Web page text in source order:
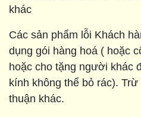
khác
Các sản phẩm lỗi Khách
dụng gói hàng hoá ( hoặc
hoặc cho tặng người khác
kính không thể bỏ rác).
thuận khác.